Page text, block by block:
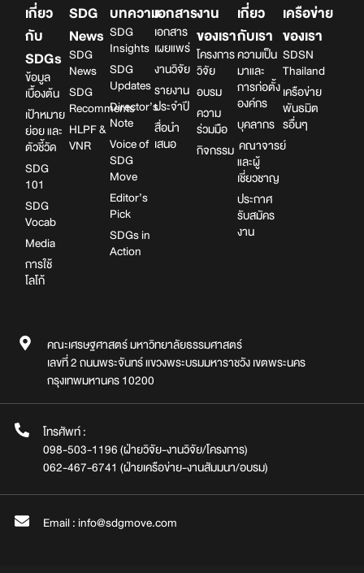
เกี่ยว
กับ
SDGs
ข้อมูล
เบื้องต้น
เป้าหมาย
ย่อย และ
ตัวชี้วัด
SDG
101
SDG
Vocab
Media
การใช้
โลโก้
SDG
News
SDG
News
SDG
Recomments
HLPF &
VNR
บทความ
SDG
Insights
SDG
Updates
Director’s
Note
Voice of
SDG
Move
Editor’s
Pick
SDGs in
Action
เอกสาร
เอกสาร
เผยแพร่
งานวิจัย
รายงาน
ประจำปี
สื่อนำ
เสนอ
งาน
ของเรา
โครงการ
วิจัย
อบรม
ความ
ร่วมมือ
กิจกรรม
เกี่ยว
กับเรา
ความเป็น
มาและ
การก่อตั้ง
องค์กร
บุคลากร
คณาจารย์
และผู้
เชี่ยวชาญ
ประกาศ
รับสมัคร
งาน
เครือข่าย
ของเรา
SDSN
Thailand
เครือข่าย
พันธมิต
รอื่นๆ
คณะเศรษฐศาสตร์ มหาวิทยาลัยธรรมศาสตร์
เลขที่ 2 ถนนพระจันทร์ แขวงพระบรมมหาราชวัง เขตพระนคร
กรุงเทพมหานคร 10200
โทรศัพท์ :
098-503-1196 (ฝ่ายวิจัย-งานวิจัย/โครงการ)
062-467-6741 (ฝ่ายเครือข่าย-งานสัมมนา/อบรม)
Email : info@sdgmove.com